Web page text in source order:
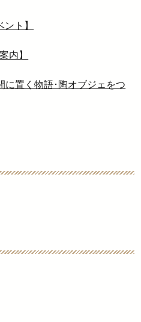
ト】
内】
に置く物語･陶オブジェをつ